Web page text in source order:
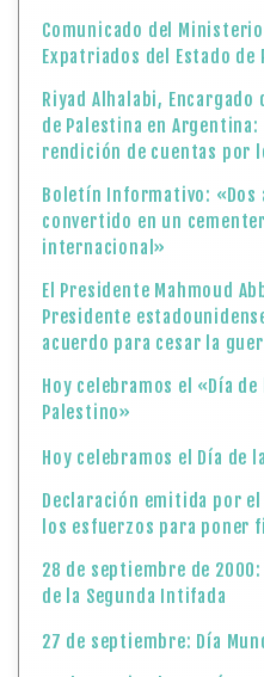
Comunicado del
Expatriados del Estado de
Riyad Alhalabi, Encargado
de Palestina en
rendición de cuentas por
Boletín Informativo: «Dos
convertido en un
internacional»
El Presidente Mahmoud
Presidente
acuerdo para cesar la
Hoy celebramos el «Día
Palestino»
Hoy celebramos el Día de
Declaración emitida por
los esfuerzos para poner
28 de septiembre de
de la Segunda Intifada
27 de septiembre: Día